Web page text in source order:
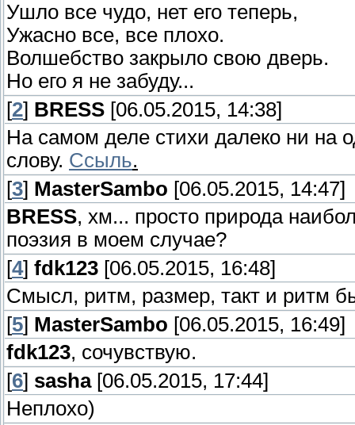
Ушло все чудо, нет его теперь,
Ужасно все, все плохо.
Волшебство закрыло свою дверь.
Но его я не забуду...
[2] BRESS [06.05.2015, 14:38]
На самом деле стихи далеко ни на
слову. Ссыль.
[3] MasterSambo [06.05.2015, 14:47]
BRESS, хм... просто природа
поэзия в моем случае?
[4] fdk123 [06.05.2015, 16:48]
Смысл, ритм, размер, такт и ритм
[5] MasterSambo [06.05.2015, 16:49]
fdk123, сочувствую.
[6] sasha[06.05.2015, 17:44]
Неплохо)